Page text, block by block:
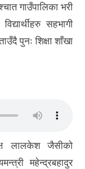
गाउँपालिका भरी
सहभागी
पुनः शिक्षा शाँखा
लालकेश जैसीको
महेन्द्रबहादुर